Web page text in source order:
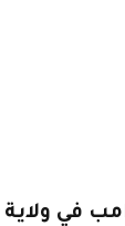
في ولاية